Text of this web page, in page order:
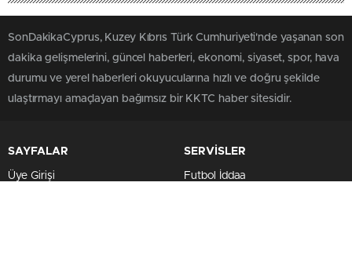
SonDakikaCyprus, Kuzey Kıbrıs Türk Cumhuriyeti'nde yaşanan son
dakika gelişmelerini, güncel haberleri, ekonomi, siyaset, spor, hava
durumu ve yerel haberleri okuyucularına hızlı ve doğru şekilde
ulaştırmayı amaçlayan bağımsız bir KKTC haber sitesidir.
SAYFALAR
Üye Girişi
SERVİSLER
Futbol İddaa